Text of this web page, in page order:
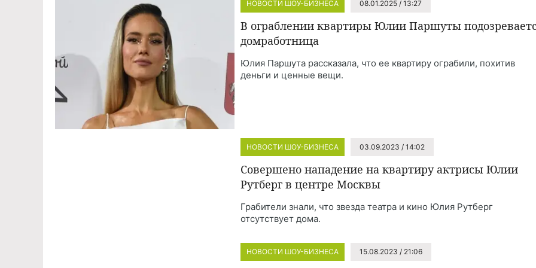
НОВОСТИ ШОУ-БИЗНЕСА 08.01.2025 / 13:27
В ограблении квартиры Юлии Паршуты
домработница
Юлия Паршута рассказала, что ее квартиру ограбили, похитив
деньги и ценные вещи.
НОВОСТИ ШОУ-БИЗНЕСА 03.09.2023 / 14:02
Совершено нападение на квартиру актрисы Юлии
Рутберг в центре Москвы
Грабители знали, что звезда театра и кино Юлия Рутберг
отсутствует дома.
НОВОСТИ ШОУ-БИЗНЕСА 15.08.2023 / 21:06